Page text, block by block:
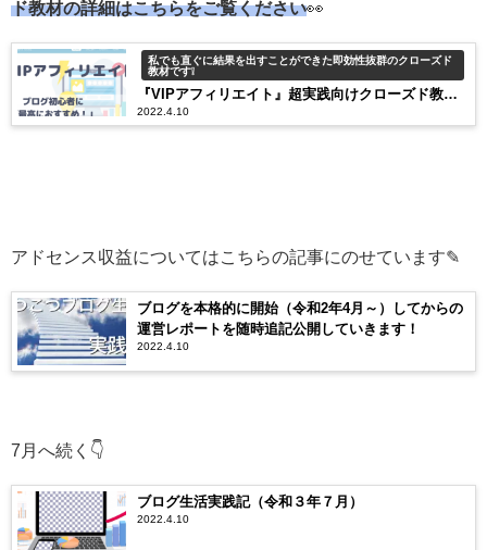
ド教材の詳細はこちらをご覧ください👀
私でも直ぐに結果を出すことができた即効性抜群のクローズド
教材です❕
『VIPアフィリエイト』超実践向けクローズド教材
はブログ初心者～中級者の方に特におススメ！
2022.4.10
アドセンス収益についてはこちらの記事にのせています✎
ブログを本格的に開始（令和2年4月～）してからの
運営レポートを随時追記公開していきます！
2022.4.10
7月へ続く👇
ブログ生活実践記（令和３年７月）
2022.4.10